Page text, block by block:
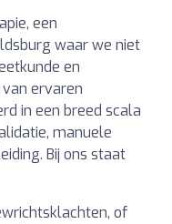
een
waar we niet
en
ervaren
in een breed scala
manuele
Bij ons staat
of